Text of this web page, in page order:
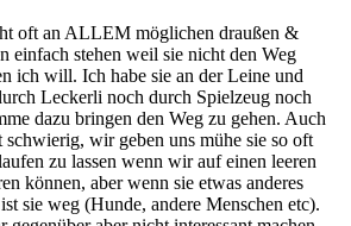
oft an ALLEM möglichen draußen &
einfach stehen weil sie nicht den Weg
ich will. Ich habe sie an der Leine und
Leckerli noch durch Spielzeug noch
dazu bringen den Weg zu gehen. Auch
schwierig, wir geben uns mühe sie so oft
zu lassen wenn wir auf einen leeren
können, aber wenn sie etwas anderes
sie weg (Hunde, andere Menschen etc).